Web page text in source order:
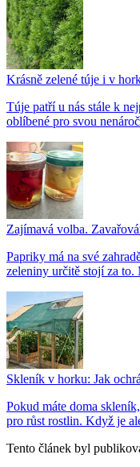
Krásně zelené túje i v
Túje patří u nás stále k
oblíbené pro svou
Zajímavá volba.
Papriky má na své
zeleniny určitě stojí za to.
Skleník v horku: Jak
Pokud máte doma
pro růst rostlin. Když je
Tento článek byl